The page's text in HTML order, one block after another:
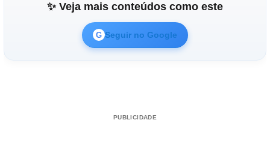
✨ Veja mais conteúdos como este
G Seguir no Google
PUBLICIDADE